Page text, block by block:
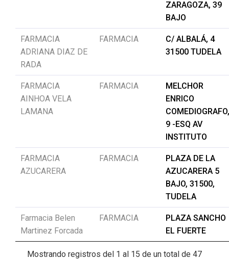
ZARAGOZA, 39
BAJO
FARMACIA
ADRIANA DIAZ DE
RADA
FARMACIA
C/ ALBALÁ, 4
31500 TUDELA
FARMACIA
AINHOA VELA
LAMANA
FARMACIA
MELCHOR
ENRICO
COMEDIOGRAFO,
9 -ESQ AV
INSTITUTO
FARMACIA
AZUCARERA
FARMACIA
PLAZA DE LA
AZUCARERA 5
BAJO, 31500,
TUDELA
Farmacia Belen
Martinez Forcada
FARMACIA
PLAZA SANCHO
EL FUERTE
Mostrando registros del 1 al 15 de un total de 47